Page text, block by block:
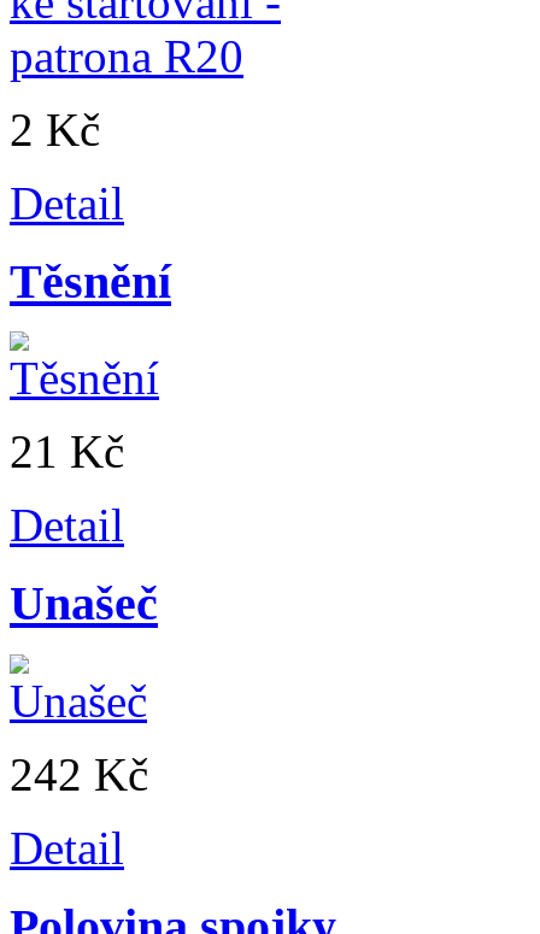
2 Kč
Detail
Těsnění
21 Kč
Detail
Unašeč
242 Kč
Detail